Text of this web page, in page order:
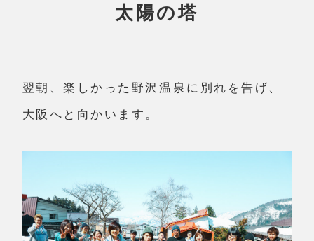
太陽の塔
翌朝、楽しかった野沢温泉に別れを告げ、
大阪へと向かいます。